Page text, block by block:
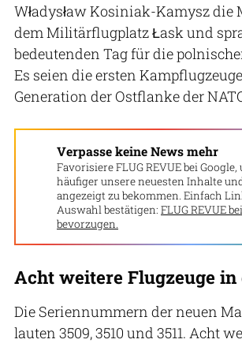
Władysław Kosiniak-Kamysz die
dem Militärflugplatz Łask und
bedeutenden Tag für die
Es seien die ersten
Generation der Ostflanke der
Verpasse keine News mehr
Favorisiere FLUG REVUE bei
häufiger unsere neuesten Inhalte
angezeigt zu bekommen. Einfach
Auswahl bestätigen: FLUG REVUE
bevorzugen.
Acht weitere Flugzeuge in
Die Seriennummern der neuen
lauten 3509, 3510 und 3511. Acht